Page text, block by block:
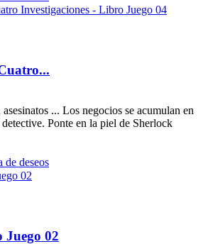
... Los negocios se acumulan en
Ponte en la piel de Sherlock
de deseos
Juego 02